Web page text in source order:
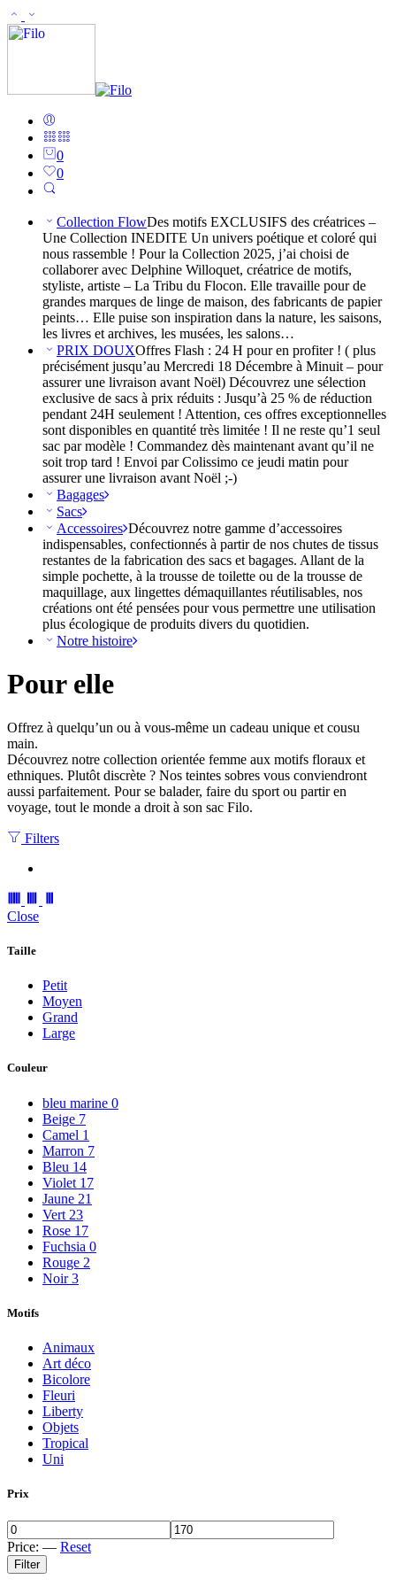
0
0
Collection FlowDes motifs EXCLUSIFS des créatrices –
Une Collection INEDITE Un univers poétique et coloré qui
nous rassemble ! Pour la Collection 2025, j’ai choisi de
collaborer avec Delphine Willoquet, créatrice de motifs,
styliste, artiste – La Tribu du Flocon. Elle travaille pour de
grandes marques de linge de maison, des fabricants de papier
peints… Elle puise son inspiration dans la nature, les saisons,
les livres et archives, les musées, les salons…
PRIX DOUXOffres Flash : 24 H pour en profiter ! ( plus
précisément jusqu’au Mercredi 18 Décembre à Minuit – pour
assurer une livraison avant Noël) Découvrez une sélection
exclusive de sacs à prix réduits : Jusqu’à 25 % de réduction
pendant 24H seulement ! Attention, ces offres exceptionnelles
sont disponibles en quantité très limitée ! Il ne reste qu’1 seul
sac par modèle ! Commandez dès maintenant avant qu’il ne
soit trop tard ! Envoi par Colissimo ce jeudi matin pour
assurer une livraison avant Noël ;-)
Bagages
Sacs
Accessoires Découvrez notre gamme d’accessoires
indispensables, confectionnés à partir de nos chutes de tissus
restantes de la fabrication des sacs et bagages. Allant de la
simple pochette, à la trousse de toilette ou de la trousse de
maquillage, aux lingettes démaquillantes réutilisables, nos
créations ont été pensées pour vous permettre une utilisation
plus écologique de produits divers du quotidien.
Notre histoire
Pour elle
Offrez à quelqu’un ou à vous-même un cadeau unique et cousu
main.
Découvrez notre collection orientée femme aux motifs floraux et
ethniques. Plutôt discrète ? Nos teintes sobres vous conviendront
aussi parfaitement. Pour se balader, faire du sport ou partir en
voyage, tout le monde a droit à son sac Filo.
Filters
Close
Taille
Petit
Moyen
Grand
Large
Couleur
bleu marine 0
Beige 7
Camel 1
Marron 7
Bleu 14
Violet 17
Jaune 21
Vert 23
Rose 17
Fuchsia 0
Rouge 2
Noir 3
Motifs
Animaux
Art déco
Bicolore
Fleuri
Liberty
Objets
Tropical
Uni
Prix
Price: — Reset
Filter